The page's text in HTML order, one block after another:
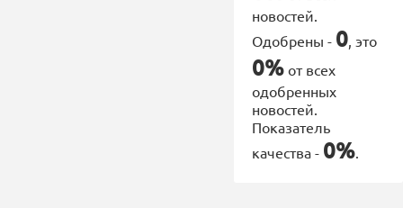
новостей.
Одобрены - 0, это
0% от всех
одобренных
новостей.
Показатель
качества - 0%.